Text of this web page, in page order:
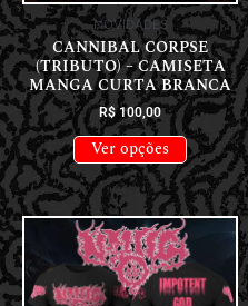
NOVIDADES
CANNIBAL CORPSE
(TRIBUTO) – CAMISETA
MANGA CURTA BRANCA
R$100,00
Ver opções